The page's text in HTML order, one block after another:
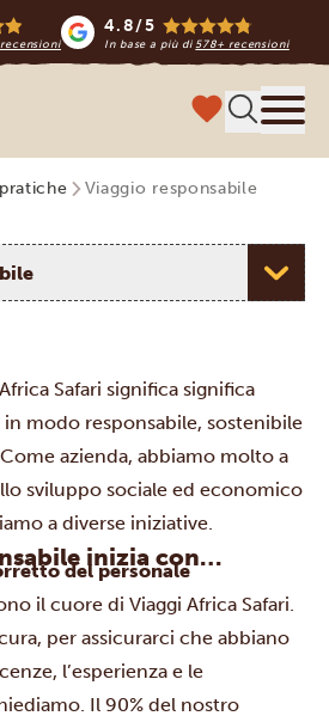
4.8/5
In base a più di578+ recensioni
Viaggio responsabile
Safari significa significa
in modo responsabile, sostenibile
azienda, abbiamo molto a
sviluppo sociale ed economico
a diverse iniziative.
inizia con…
del personale
il cuore di Viaggi Africa Safari.
per assicurarci che abbiano
l’esperienza e le
Il 90% del nostro